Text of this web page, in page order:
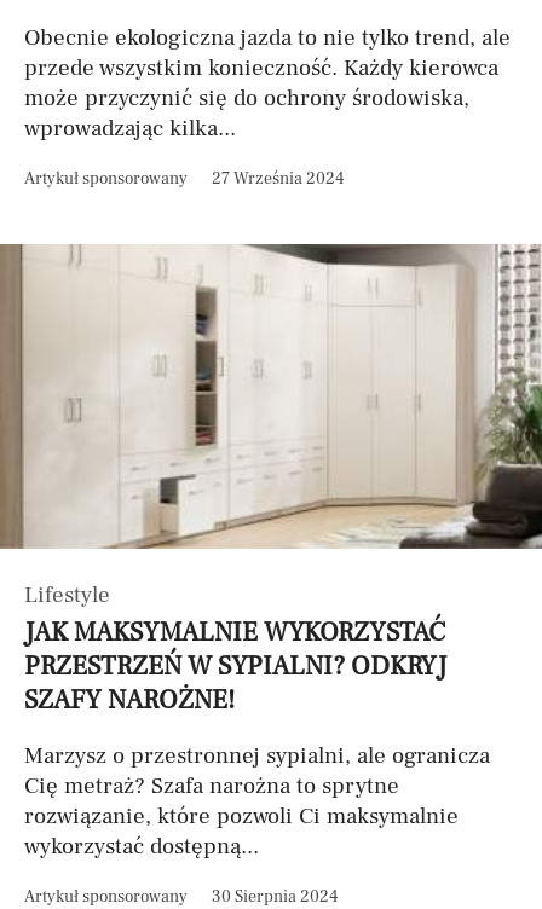
Obecnie ekologiczna jazda to nie tylko trend, ale
przede wszystkim konieczność. Każdy kierowca
może przyczynić się do ochrony środowiska,
wprowadzając kilka...
Artykuł sponsorowany 27 Września 2024
Lifestyle
JAK MAKSYMALNIE WYKORZYSTAĆ
PRZESTRZEŃ W SYPIALNI? ODKRYJ
SZAFY NAROŻNE!
Marzysz o przestronnej sypialni, ale ogranicza
Cię metraż? Szafa narożna to sprytne
rozwiązanie, które pozwoli Ci maksymalnie
wykorzystać dostępną...
Artykuł sponsorowany 30 Sierpnia 2024